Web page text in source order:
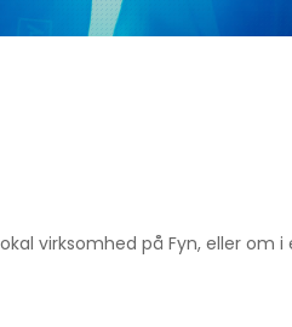
virksomhed på Fyn, eller om